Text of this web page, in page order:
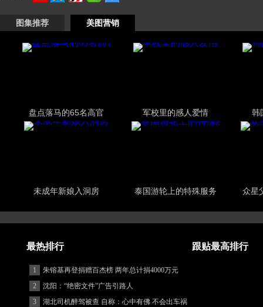
图集推荐 美图营销
盘点落马的65名高官 军校里的感人爱情 韩
未成年新娘入洞房 泰国游轮上的特殊服务 众星
最热排行 跟贴最高排行
1
朱镕基再登捐赠百杰榜 两年总计捐4000万元
2
沈阳：“绝密文件”广告引路人
3
湖北司机醉驾被查 自称：心中有佛 不会出车祸